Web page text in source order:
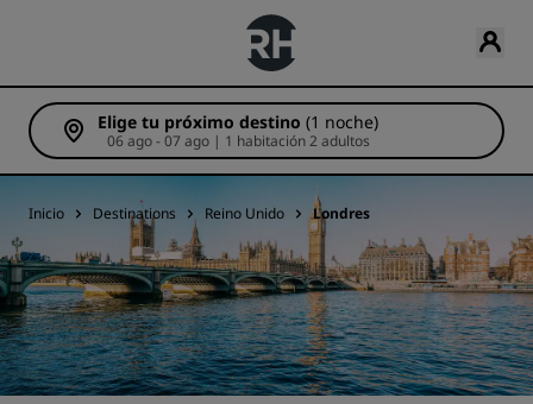
Elige tu próximo destino (1 noche)
06 ago - 07 ago | 1 habitación 2 adultos
Inicio Destinations Reino Unido Londres